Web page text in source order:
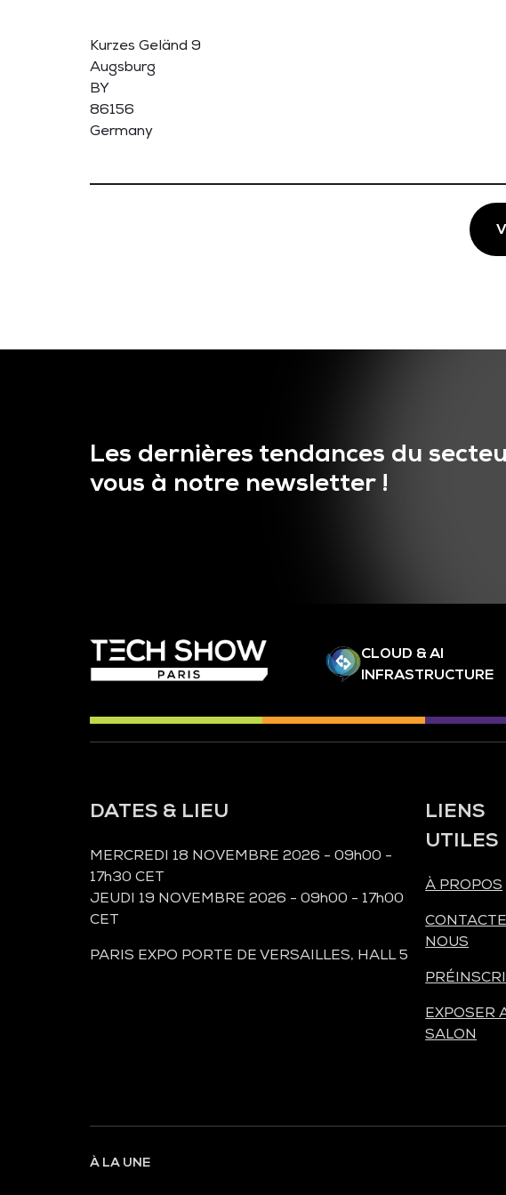
Kurzes Geländ 9
Augsburg
BY
86156
Germany
Les dernières tendances du
vous à notre newsletter !
CLOUD & AI
INFRASTRUCTURE
DATES & LIEU
MERCREDI 18 NOVEMBRE 2026 - 09h00 -
17h30 CET
JEUDI 19 NOVEMBRE 2026 - 09h00 - 17h00
CET
PARIS EXPO PORTE DE VERSAILLES, HALL 5
LIENS
UTILES
À PROPOS
NOUS
EXPOSER
SALON
À LA UNE